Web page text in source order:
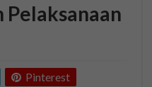
Pelaksanaan
Pinterest